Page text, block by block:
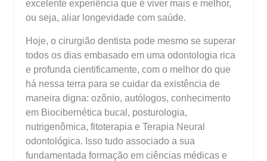
excelente experiência que é viver mais e melhor,
ou seja, aliar longevidade com saúde.
Hoje, o cirurgião dentista pode mesmo se superar
todos os dias embasado em uma odontologia rica
e profunda cientificamente, com o melhor do que
há nessa terra para se cuidar da existência de
maneira digna: ozônio, autólogos, conhecimento
em Biocibernética bucal, posturologia,
nutrigenômica, fitoterapia e Terapia Neural
odontológica. Isso tudo associado a sua
fundamentada formação em ciências médicas e